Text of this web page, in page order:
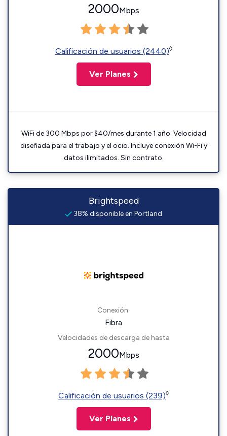
2000Mbps
Calificación de usuarios (2440)◊
Ver Planes
WiFi de 300 Mbps por $40/mes durante 1 año. Velocidad
diseñada para el trabajo y el ocio. Incluye conexión Wi-Fi y
datos ilimitados. Sin contrato.
Brightspeed
38% disponible en Portland
Conexión:
Fibra
Velocidades de descarga de hasta
2000Mbps
Calificación de usuarios (239)◊
Ver Planes